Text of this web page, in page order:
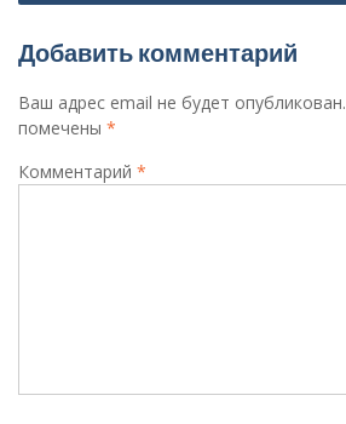
Добавить комментарий
Ваш адрес email не будет опубликован.
помечены *
Комментарий *